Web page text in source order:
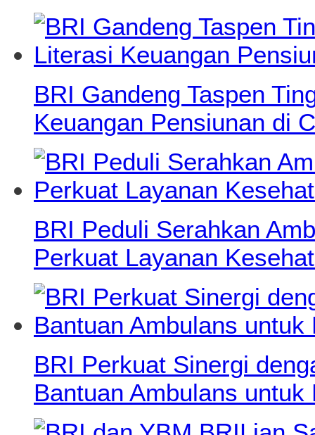
BRI Gandeng Taspen
Keuangan Pensiunan di
BRI Peduli Serahkan
Perkuat Layanan
BRI Perkuat Sinergi
Bantuan Ambulans